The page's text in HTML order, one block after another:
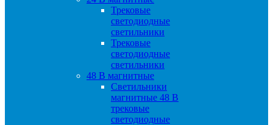
Трековые
светодиодные
светильники
Трековые
светодиодные
светильники
48 B магнитные
Светильники
магнитные 48 В
трековые
светодиодные